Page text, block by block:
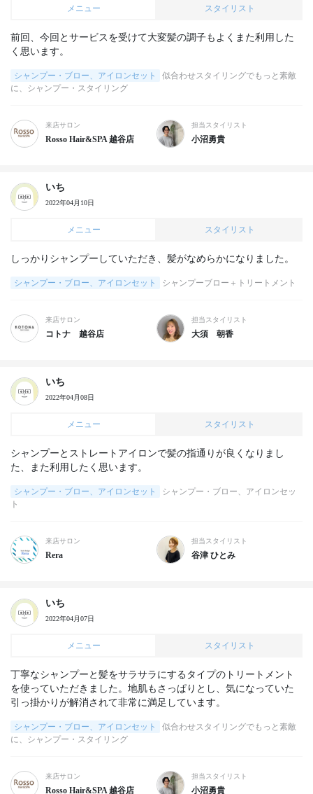
メニュー スタイリスト
前回、今回とサービスを受けて大変髪の調子もよくまた利用した
く思います。
シャンプー・ブロー、アイロンセット
似合わせスタイリングでもっと素敵
に、シャンプー・スタイリング
来店サロン
Rosso Hair&SPA 越谷店
担当スタイリスト
小沼勇貴
いち
2022年04月10日
メニュー スタイリスト
しっかりシャンプーしていただき、髪がなめらかになりました。
シャンプー・ブロー、アイロンセット シャンプーブロー＋トリートメント
来店サロン
コトナ 越谷店
担当スタイリスト
大須 朝香
いち
2022年04月08日
メニュー スタイリスト
シャンプーとストレートアイロンで髪の指通りが良くなりまし
た、また利用したく思います。
シャンプー・ブロー、アイロンセット
シャンプー・ブロー、アイロンセッ
ト
来店サロン
Rera
担当スタイリスト
谷津 ひとみ
いち
2022年04月07日
メニュー スタイリスト
丁寧なシャンプーと髪をサラサラにするタイプのトリートメント
を使っていただきました。地肌もさっぱりとし、気になっていた
引っ掛かりが解消されて非常に満足しています。
シャンプー・ブロー、アイロンセット
似合わせスタイリングでもっと素敵
に、シャンプー・スタイリング
来店サロン
Rosso Hair&SPA 越谷店
担当スタイリスト
小沼勇貴